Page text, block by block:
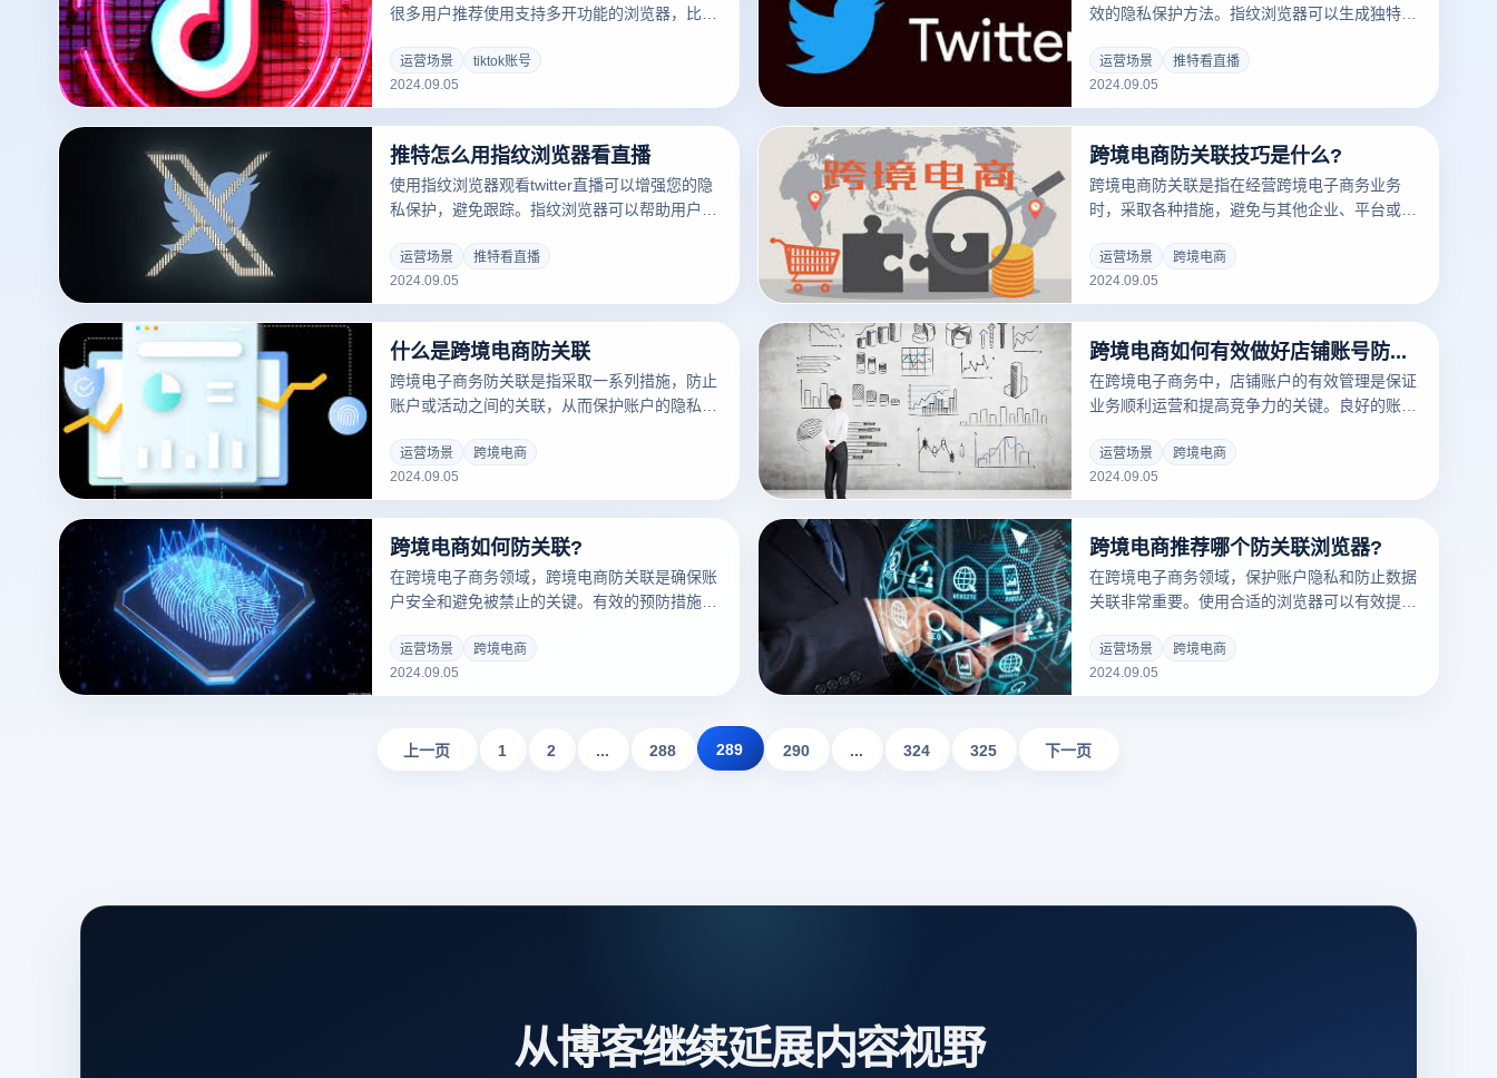
别和关联账号的风险，保证多个账号的安全运
很多用户推荐使用支持多开功能的浏览器，比如
Chrome、Mozilla Firefox或特殊的多开浏览器应
用程序。通过创建多个单独的浏览器窗口或用户
配置文件，这些浏览器用户可以登录不同的
此同时，这些浏览器还提供了隐私保护和安全策
略，有助于防止帐户之间的关联问题，保证操作
的安全性和效率。
运营场景
tiktok账号
2024.09.05
效的隐私保护方法。指纹浏览器可以生成独特的
在注册twitter时，您可以使用指纹浏览器创建一
个与实际浏览器不同的新的虚拟环境，以保护您
的个人信息不被泄露。这样，您不仅可以成功完
播，避免隐私风险和账户关联性。
运营场景
推特看直播
2024.09.05
推特怎么用指纹浏览器看直播
使用指纹浏览器观看twitter直播可以增强您的隐
私保护，避免跟踪。指纹浏览器可以帮助用户绕
来保护隐私。为了在twitter上使用指纹浏览器观
看直播，您需要首先下载并安装支持指纹伪装的
浏览器插件或应用程序。然后，设置一个新的指
同。最后，使用此环境变量登录twitter，找到您
感兴趣的直播。这种方法不仅可以改善您的隐私
保护，还可以帮助解决推特怎么看直播。
运营场景
推特看直播
2024.09.05
跨境电商防关联技巧是什么?
跨境电商防关联是指在经营跨境电子商务业务
时，采取各种措施，避免与其他企业、平台或账
关闭的风险。这个问题在跨境电子商务中非常重
要，因为该平台对账户关联特别敏感，一旦被识
别为关联账户，可能会导致账户被禁止、资金冻
个跨境电子商务从业者的必要技能。
运营场景
跨境电商
2024.09.05
什么是跨境电商防关联
跨境电子商务防关联是指采取一系列措施，防止
账户或活动之间的关联，从而保护账户的隐私、
为同一用户或商家，避免因账户关联而导致的禁
令或限制。有效的跨境电商防关联策略对跨境电
子商务业务的长期成功尤为重要。为了防止被平
户被关联。
运营场景
跨境电商
2024.09.05
跨境电商如何有效做好店铺账号防关联?
在跨境电子商务中，店铺账户的有效管理是保证
业务顺利运营和提高竞争力的关键。良好的账户
风险和问题。以下是一些帮助你在跨境电子商务
中实现快速店铺账户管理的实用策略。
运营场景
跨境电商
2024.09.05
跨境电商如何防关联?
在跨境电子商务领域，跨境电商防关联是确保账
户安全和避免被禁止的关键。有效的预防措施不
利运行。以下是一些实用的策略，帮助您有效地
防止跨境电子商务中的账户关联。
运营场景
跨境电商
2024.09.05
跨境电商推荐哪个防关联浏览器?
在跨境电子商务领域，保护账户隐私和防止数据
关联非常重要。使用合适的浏览器可以有效提高
您正在寻找一个跨境电商防关联浏览器，以下推
荐将有助于您更好地保护跨境电子商务活动中的
运营场景
跨境电商
2024.09.05
上一页 1 2 ... 288 289 290 ... 324 325 下一页
从博客继续延展内容视野